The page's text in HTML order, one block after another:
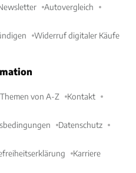
Autovergleich
Widerruf digitaler Käufe
von A-Z Kontakt
Datenschutz
Karriere